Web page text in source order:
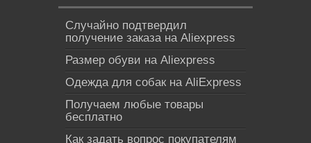
Cлучайно подтвердил
получение заказа на Aliexpress
Размер обуви на Aliexpress
Одежда для собак на AliExpress
Получаем любые товары
бесплатно
Как задать вопрос покупателям